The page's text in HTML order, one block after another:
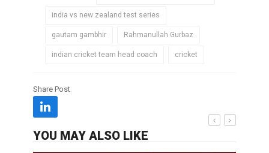
india vs new zealand test series
gautam gambhir Rahmanullah Gurbaz
indian cricket team head coach cricket
Share Post
YOU MAY ALSO LIKE